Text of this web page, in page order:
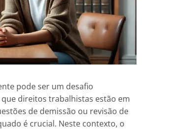
pode ser um desafio
direitos trabalhistas estão em
de demissão ou revisão de
é crucial. Neste contexto, o